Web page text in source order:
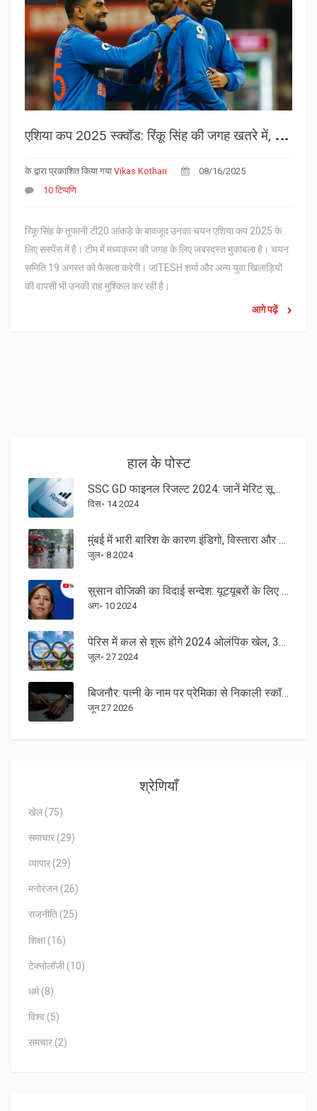
ए
शिया कप 2025 स्क्वॉड: रिंकू सिंह की जगह खतरे में, शानदार टी20 आंकड़ों के बावजूद असमंजस
के द्वारा प्रकाशित किया गया Vikas Kothari
08/16/2025
10 टिप्पणि
रिंकू सिंह के तूफानी टी20 आंकड़े के बावजूद उनका चयन एशिया कप 2025 के
लिए सस्पेंस में है। टीम में मध्यक्रम की जगह के लिए जबरदस्त मुकाबला है। चयन
समिति 19 अगस्त को फैसला करेगी। जITESH शर्मा और अन्य युवा खिलाड़ियों
की वापसी भी उनकी राह मुश्किल कर रही है।
आगे पढ़ें
हाल के पोस्ट
SSC GD फाइनल रिजल्ट 2024: जानें मेरिट सूची और कट-ऑफ अंक की पूरी जानकारी
दिस॰ 14 2024
मुंबई में भारी बारिश के कारण इंडिगो, विस्तारा और स्पाइसजेट की उड़ानें प्रभावित
जुल॰ 8 2024
सुसान वोजिकी का विदाई सन्देश: यूट्यूबरों के लिए उनके अंतिम शब्द
अग॰ 10 2024
पेरिस में कल से शुरू होंगे 2024 ओलंपिक खेल, 33वें संस्करण में हिस्सा लेंगे 10,500 खिलाड़ी
जुल॰ 27 2024
बिजनौर: पत्नी के नाम पर प्रेमिका से निकाली स्कॉर्पियो, व्यापारी का बेटा गिरफ्तार
जून 27 2026
श्रेणियाँ
खेल (75)
समाचार (29)
व्यापार (29)
मनोरंजन (26)
राजनीति (25)
शिक्षा (16)
टेक्नोलॉजी (10)
धर्म (8)
विश्व (5)
समचार (2)